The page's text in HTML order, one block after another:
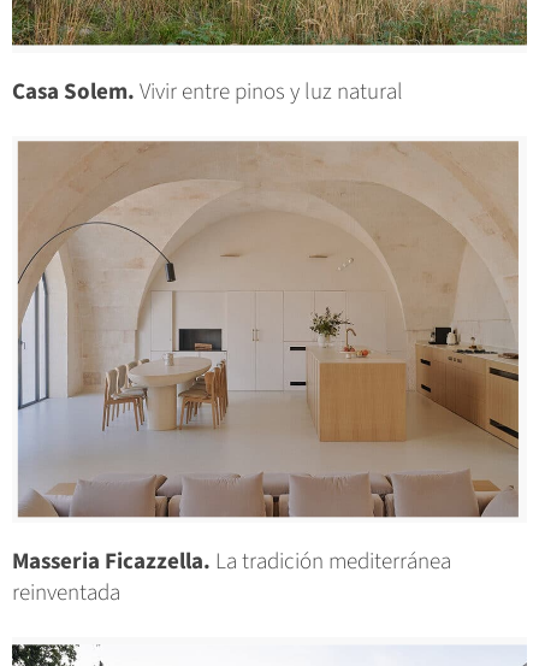
Casa Solem.Vivir entre pinos y luz natural
Masseria Ficazzella. La tradición mediterránea
reinventada